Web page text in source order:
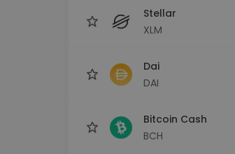
Stellar
XLM
Dai
DAI
Bitcoin Cash
BCH